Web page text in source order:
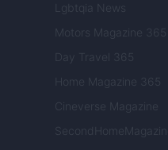
Lgbtqia News
Motors Magazine 365
Day Travel 365
Home Magazine 365
Cineverse Magazine
SecondHomeMagazine